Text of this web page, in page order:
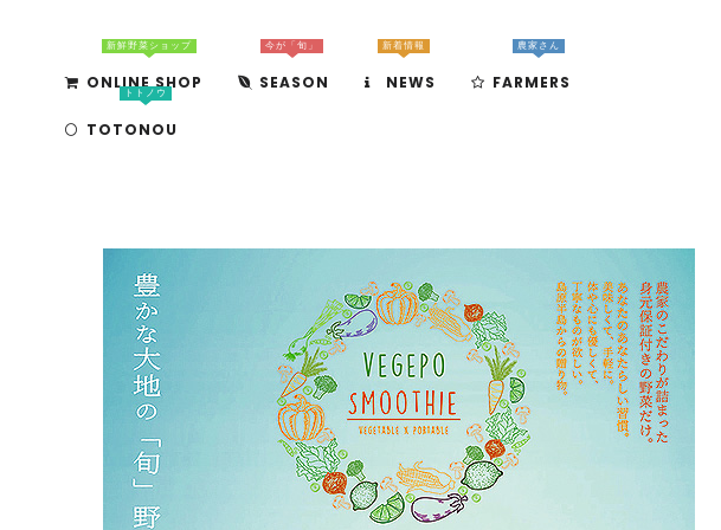
ONLINE SHOP
新鮮野菜ショップ
SEASON
今が「旬」
NEWS
新着情報
FARMERS
農家さん
TOTONOU
トトノウ